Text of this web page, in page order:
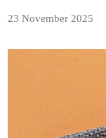
23 November 2025